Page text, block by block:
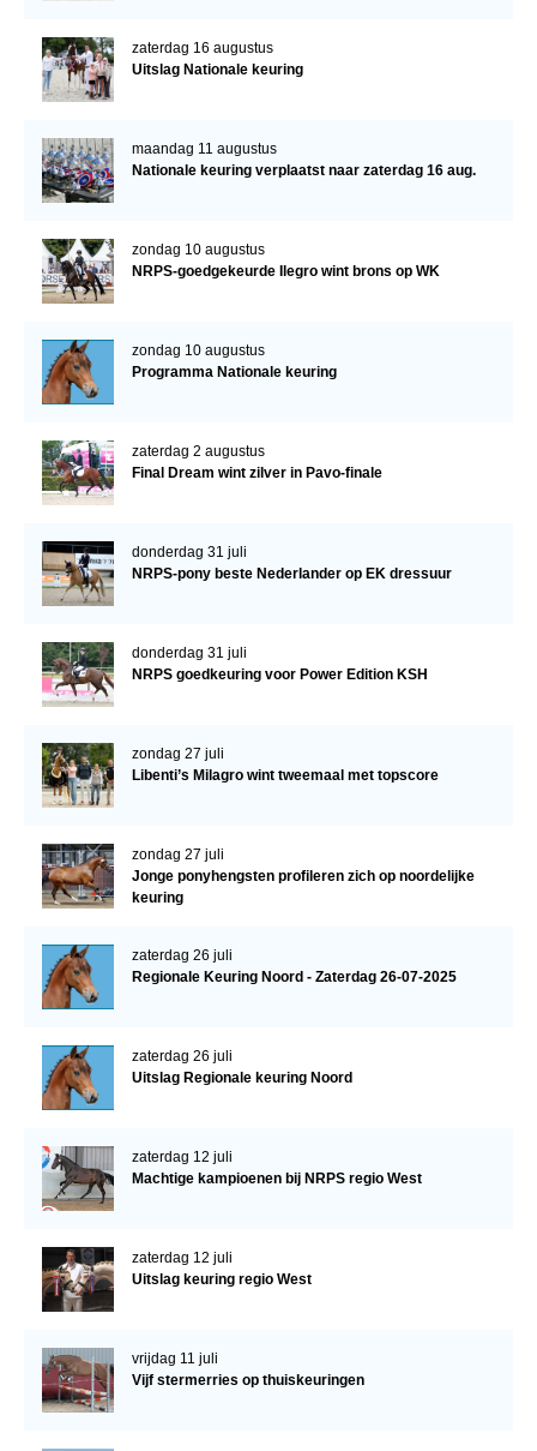
zaterdag 16 augustus
Uitslag Nationale keuring
maandag 11 augustus
Nationale keuring verplaatst naar zaterdag 16 aug.
zondag 10 augustus
NRPS-goedgekeurde Ilegro wint brons op WK
zondag 10 augustus
Programma Nationale keuring
zaterdag 2 augustus
Final Dream wint zilver in Pavo-finale
donderdag 31 juli
NRPS-pony beste Nederlander op EK dressuur
donderdag 31 juli
NRPS goedkeuring voor Power Edition KSH
zondag 27 juli
Libenti’s Milagro wint tweemaal met topscore
zondag 27 juli
Jonge ponyhengsten profileren zich op noordelijke
keuring
zaterdag 26 juli
Regionale Keuring Noord - Zaterdag 26-07-2025
zaterdag 26 juli
Uitslag Regionale keuring Noord
zaterdag 12 juli
Machtige kampioenen bij NRPS regio West
zaterdag 12 juli
Uitslag keuring regio West
vrijdag 11 juli
Vijf stermerries op thuiskeuringen